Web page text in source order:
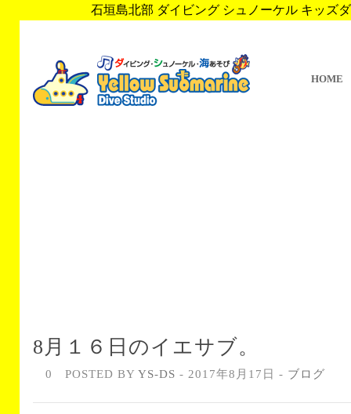
石垣島北部 ダイビング シュノーケル キッズ
HOME
8月１６日のイエサブ。
0 POSTED BY YS-DS - 2017年8月17日 - ブログ